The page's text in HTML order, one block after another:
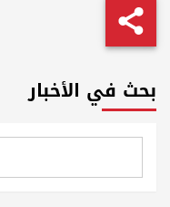
بحث في الأخبار